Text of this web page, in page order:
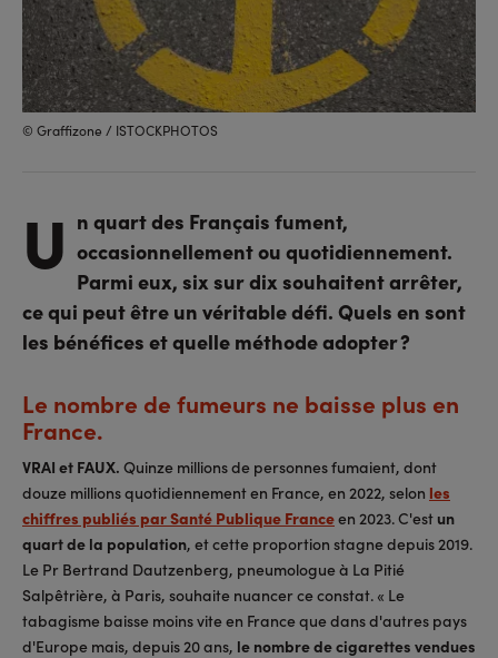
© Graffizone / ISTOCKPHOTOS
U n quart des Français fument,
occasionnellement ou quotidiennement.
Parmi eux, six sur dix souhaitent arrêter,
ce qui peut être un véritable défi. Quels en sont
les bénéfices et quelle méthode adopter ?
Le nombre de fumeurs ne baisse plus en
France.
VRAI et FAUX. Quinze millions de personnes fumaient, dont
douze millions quotidiennement en France, en 2022, selon les
chiffres publiés par Santé Publique Franceen 2023. C'est un
quart de la population, et cette proportion stagne depuis 2019.
Le Pr Bertrand Dautzenberg, pneumologue à La Pitié
Salpêtrière, à Paris, souhaite nuancer ce constat. « Le
tabagisme baisse moins vite en France que dans d'autres pays
d'Europe mais, depuis 20 ans, le nombre de cigarettes vendues